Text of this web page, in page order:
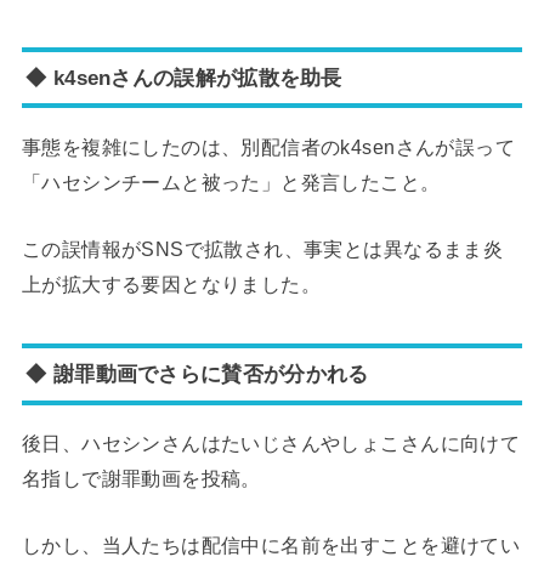
◆ k4senさんの誤解が拡散を助長
事態を複雑にしたのは、別配信者のk4senさんが誤って
「ハセシンチームと被った」と発言したこと。
この誤情報がSNSで拡散され、事実とは異なるまま炎
上が拡大する要因となりました。
◆ 謝罪動画でさらに賛否が分かれる
後日、ハセシンさんはたいじさんやしょこさんに向けて
名指しで謝罪動画を投稿。
しかし、当人たちは配信中に名前を出すことを避けてい